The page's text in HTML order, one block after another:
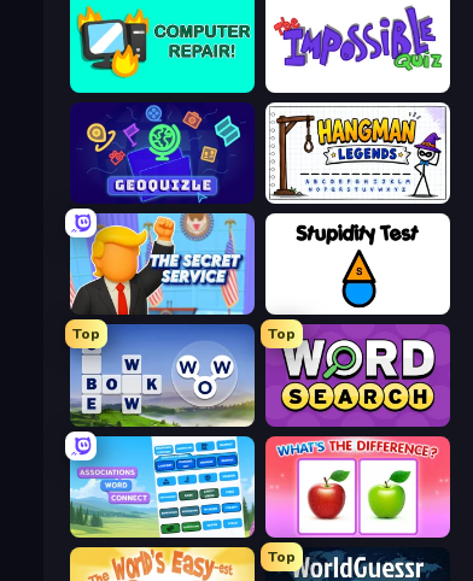
GeoQuizle Hangman Legends
The Secret Service Stupidity Test
Top
Words of Wonders
Top
Daily Word Search
Associations - Word Connect What's The Difference?
Top